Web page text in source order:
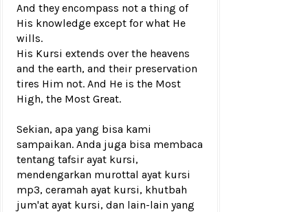
And they encompass not a thing of
His knowledge except for what He
wills.
His Kursi extends over the heavens
and the earth, and their preservation
tires Him not. And He is the Most
High, the Most Great.
Sekian, apa yang bisa kami
sampaikan. Anda juga bisa membaca
tentang tafsir ayat kursi,
mendengarkan murottal ayat kursi
mp3, ceramah ayat kursi, khutbah
jum'at ayat kursi, dan lain-lain yang